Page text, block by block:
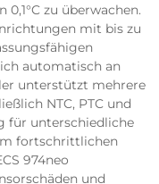
zu überwachen.
mit bis zu
automatisch an
unterstützt mehrere
NTC, PTC und
für unterschiedliche
fortschrittlichen
974neo
und